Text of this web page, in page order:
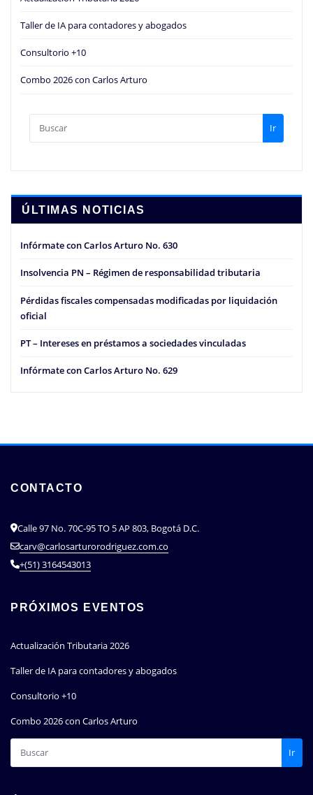
Taller de IA para contadores y abogados
Consultorio +10
Combo 2026 con Carlos Arturo
Ir
ÚLTIMAS NOTICIAS
Infórmate con Carlos Arturo No. 630
Insolvencia PN – Régimen de responsabilidad tributaria
Pérdidas fiscales compensadas modificadas por liquidación
oficial
PT – Intereses en préstamos a sociedades vinculadas
Infórmate con Carlos Arturo No. 629
CONTACTO
Calle 97 No. 70C-95 TO 5 AP 803, Bogotá D.C.
carv@carlosarturorodriguez.com.co
+(51) 3164543013
PRÓXIMOS EVENTOS
Actualización Tributaria 2026
Taller de IA para contadores y abogados
Consultorio +10
Combo 2026 con Carlos Arturo
Ir